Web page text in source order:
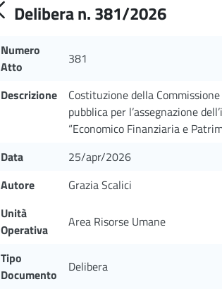
Delibera n. 381/2026
Numero
Atto
381
Descrizione
Costituzione della
pubblica per l’assegnazione
“Economico Finanziaria e
Data
25/apr/2026
Autore
Grazia Scalici
Unità
Operativa
Area Risorse Umane
Tipo
Documento
Delibera